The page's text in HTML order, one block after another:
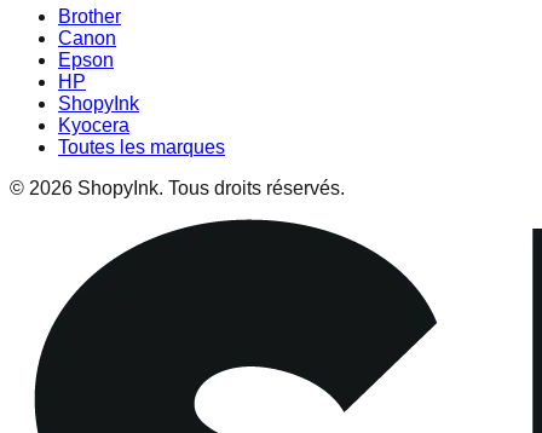
Brother
Canon
Epson
HP
ShopyInk
Kyocera
Toutes les marques
© 2026 ShopyInk. Tous droits réservés.